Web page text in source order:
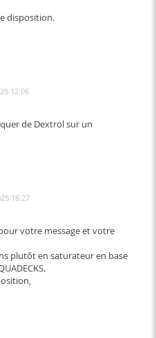
disposition.
12:06
de Dextrol sur un
16:27
votre message et votre
plutôt en saturateur en base